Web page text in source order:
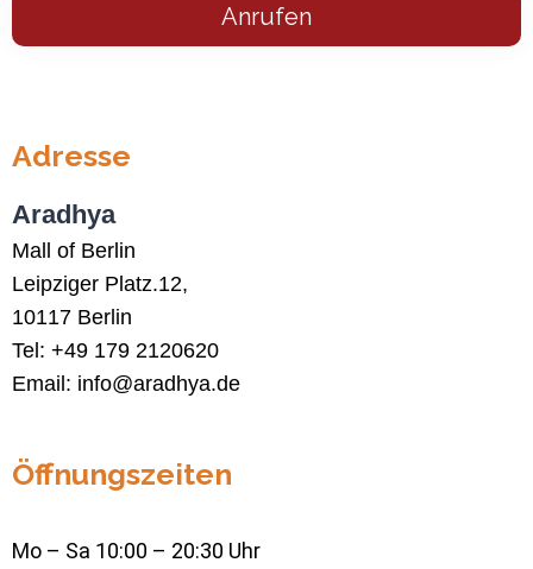
Anrufen
Adresse
Aradhya
Mall of Berlin
Leipziger Platz.12,
10117 Berlin
Tel: +49 179 2120620
Email: info@aradhya.de
Öffnungszeiten
Mo – Sa 10:00 – 20:30 Uhr